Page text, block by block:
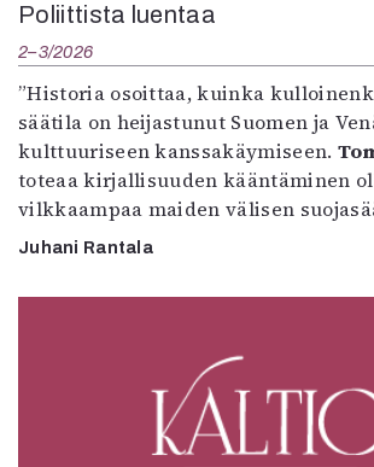
Poliittista luentaa
2–3/2026
”Historia osoittaa, kuinka
säätila on heijastunut Suomen ja
kulttuuriseen kanssakäymiseen.
toteaa kirjallisuuden kääntäminen
vilkkaampaa maiden välisen
Juhani Rantala